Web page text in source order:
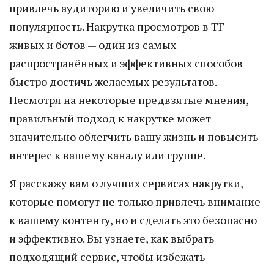
привлечь аудиторию и увеличить свою
популярность. Накрутка просмотров в ТГ —
живых и ботов — один из самых
распространённых и эффективных способов
быстро достичь желаемых результатов.
Несмотря на некоторые предвзятые мнения,
правильный подход к накрутке может
значительно облегчить вашу жизнь и повысить
интерес к вашему каналу или группе.
Я расскажу вам о лучших сервисах накрутки,
которые помогут не только привлечь внимание
к вашему контенту, но и сделать это безопасно
и эффективно. Вы узнаете, как выбрать
подходящий сервис, чтобы избежать